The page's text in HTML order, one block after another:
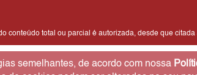
conteúdo total ou parcial é autorizada, desde que citada
semelhantes, de acordo com nossa